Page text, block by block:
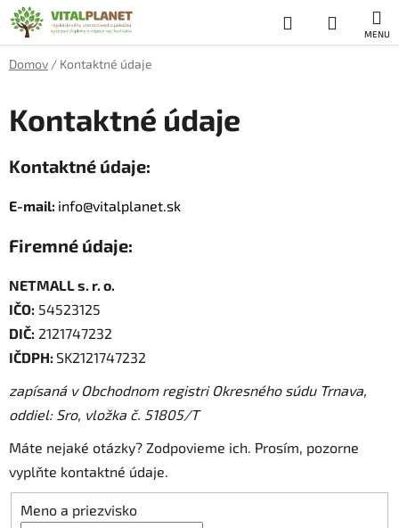
Prejsť
na
obsah
Hľadať
KOŠÍK
Domov / Kontaktné údaje
Kontaktné údaje
Kontaktné údaje:
E-mail: info@vitalplanet.sk
Firemné údaje:
NETMALL s. r. o.
IČO: 54523125
DIČ: 2121747232
IČDPH: SK2121747232
zapísaná v Obchodnom registri Okresného súdu Trnava,
oddiel: Sro, vložka č. 51805/T
Máte nejaké otázky? Zodpovieme ich. Prosím, pozorne
vyplňte kontaktné údaje.
Meno a priezvisko